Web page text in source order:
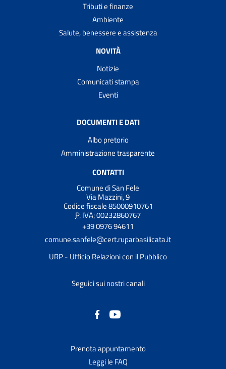
Tributi e finanze
Ambiente
Salute, benessere e assistenza
NOVITÀ
Notizie
Comunicati stampa
Eventi
DOCUMENTI E DATI
Albo pretorio
Amministrazione trasparente
CONTATTI
Comune di San Fele
Via Mazzini, 9
Codice fiscale 85000910761
P. IVA:00232860767
+39 0976 94611
comune.sanfele@cert.ruparbasilicata.it
URP - Ufficio Relazioni con il Pubblico
Seguici sui nostri canali
Prenota appuntamento
Leggi le FAQ